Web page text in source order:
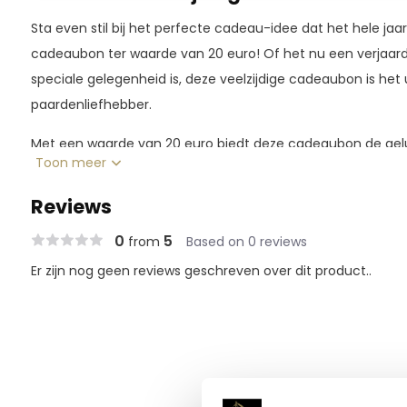
Sta even stil bij het perfecte cadeau-idee dat het hele jaar
cadeaubon ter waarde van 20 euro! Of het nu een
speciale gelegenheid is, deze veelzijdige cadeaubon is
paardenliefhebber.
Met een waarde van 20 euro biedt deze cadeaubon de
hun favoriete items uit ons uitgebreide assortiment te
ruitersportartikelen, trendy accessoires of hoogwaardige
Of het nu een warme zomerdag is of een knusse
passies en interesses van je dierbaren, en ze de
tijdloos als op maat gemaakt is voor elke gelegenheid,
Toon meer
Reviews
0 from 5 Based on 0 reviews
Er zijn nog geen reviews geschreven over dit product..